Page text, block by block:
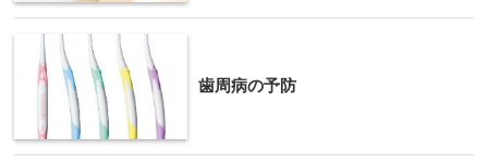
歯周病の予防